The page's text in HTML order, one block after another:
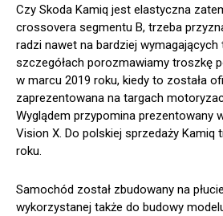
Czy Skoda Kamiq jest elastyczna
crossovera segmentu B, trzeba
radzi nawet na bardziej wymagających
szczegółach porozmawiamy troszkę
w marcu 2019 roku, kiedy to została
zaprezentowana na targach
Wyglądem przypomina prezentowany
Vision X. Do polskiej sprzedaży Kamiq
roku.
Samochód został zbudowany na
wykorzystanej także do budowy